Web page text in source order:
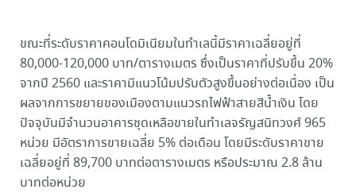
ขณะที่ระดับราคาคอนโดมิเนียมในทำเลนี้มีราคาเฉลี่ยอยู่ที่
80,000-120,000 บาท/ตารางเมตร ซึ่งเป็นราคาที่ปรับขึ้น 20%
จากปี 2560 และราคามีแนวโน้มปรับตัวสูงขึ้นอย่างต่อเนื่อง เป็น
ผลจากการขยายของเมืองตามแนวรถไฟฟ้าสายสีน้ำเงิน โดย
ปัจจุบันมีจำนวนอาคารชุดเหลือขายในทำเลจรัญสนิทวงศ์ 965
หน่วย มีอัตราการขายเฉลี่ย 5% ต่อเดือน โดยมีระดับราคาขาย
เฉลี่ยอยู่ที่ 89,700 บาทต่อตารางเมตร หรือประมาณ 2.8 ล้าน
บาทต่อหน่วย